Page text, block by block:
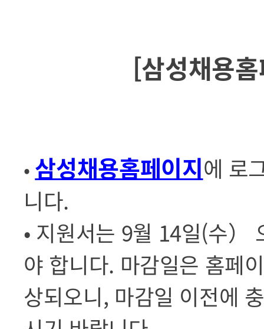
[삼성채용
• 삼성채용홈페이지에 로
니다.
• 지원서는 9월 14일(수）
야 합니다. 마감일은 홈페
상되오니, 마감일 이전에